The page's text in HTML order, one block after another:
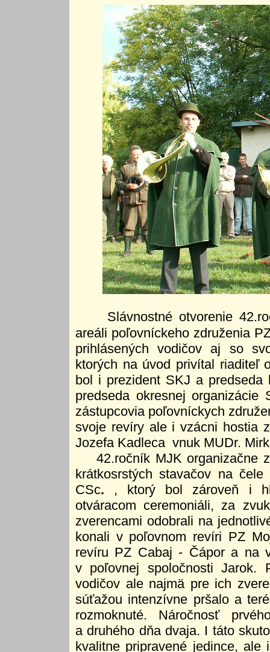
Slávnostné otvorenie
areáli poľovníckeho združenia
prihlásených vodičov aj so
ktorých na úvod privítal riaditeľ
bol i prezident SKJ a
predseda okresnej
zástupcovia poľovníckych
svoje revíry ale i vzácni hostia
Jozefa Kadleca vnuk MUDr.
42.ročník MJK organizačne
krátkosrstých stavačov na
CSc. , ktorý bol zároveň i
otváracom ceremoniáli, za
zverencami odobrali na
konali v poľovnom revíri PZ
revíru PZ Cabaj - Čápor a na
v poľovnej spoločnosti Jarok.
vodičov ale najmä pre ich
súťažou intenzívne pršalo a
rozmoknuté. Náročnosť
a druhého dňa dvaja. I táto
kvalitne pripravené jedince,